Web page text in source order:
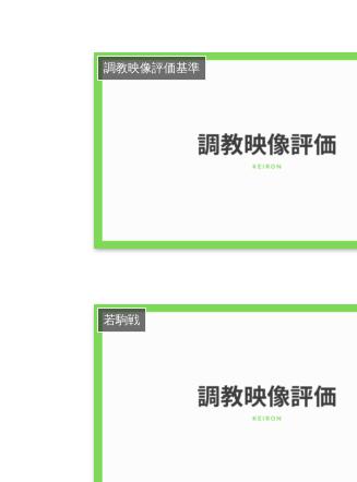
調教映像評価基準
若駒戦